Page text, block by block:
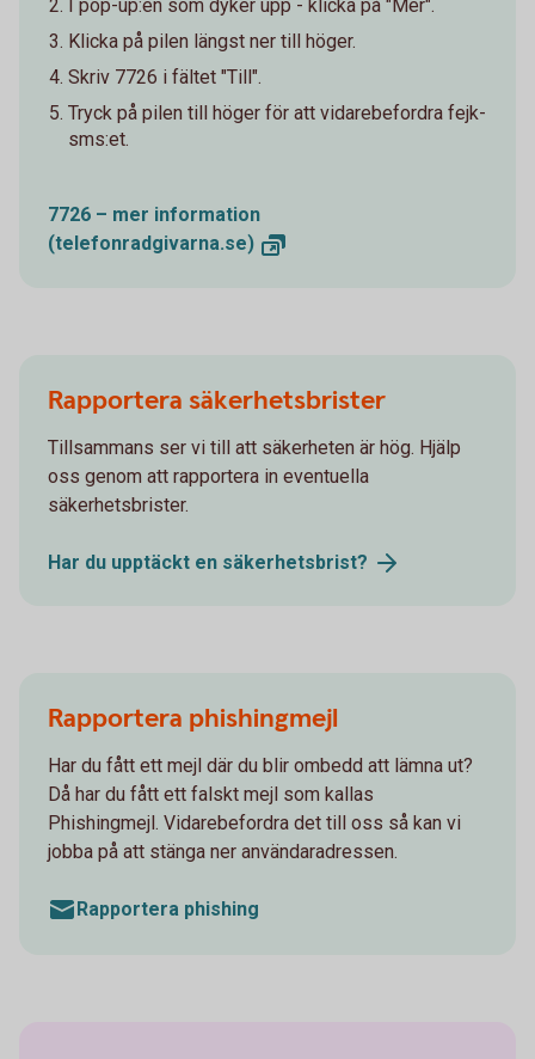
I pop-up:en som dyker upp - klicka på "Mer".
Klicka på pilen längst ner till höger.
Skriv 7726 i fältet "Till".
Tryck på pilen till höger för att vidarebefordra fejk-
sms:et.
7726 – mer information
(telefonradgivarna.se)
Rapportera säkerhetsbrister
Tillsammans ser vi till att säkerheten är hög. Hjälp
oss genom att rapportera in eventuella
säkerhetsbrister.
Har du upptäckt en säkerhetsbrist?
Rapportera phishingmejl
Har du fått ett mejl där du blir ombedd att lämna ut?
Då har du fått ett falskt mejl som kallas
Phishingmejl. Vidarebefordra det till oss så kan vi
jobba på att stänga ner användaradressen.
Rapportera phishing